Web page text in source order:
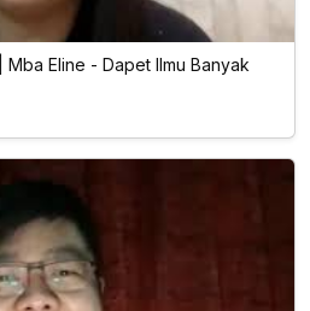
Mba Eline - Dapet Ilmu Banyak